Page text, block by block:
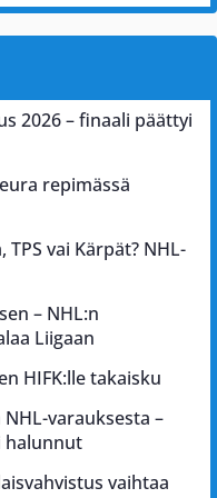
2026 – finaali päättyi
repimässä
vai Kärpät? NHL-
– NHL:n
Liigaan
HIFK:lle takaisku
varauksesta –
halunnut
vaihtaa